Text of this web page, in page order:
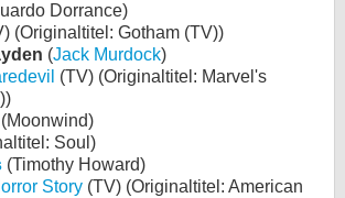
Dorrance)
(Originaltitel: Gotham (TV))
(Jack Murdock)
(TV) (Originaltitel: Marvel's
(Moonwind)
Soul)
(Timothy Howard)
Story (TV) (Originaltitel: American